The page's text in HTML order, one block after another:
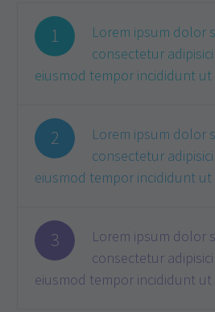
1
Lorem ipsum dolor
consectetur
eiusmod tempor incididunt
2
Lorem ipsum dolor
consectetur
eiusmod tempor incididunt
3
Lorem ipsum dolor
consectetur
eiusmod tempor incididunt